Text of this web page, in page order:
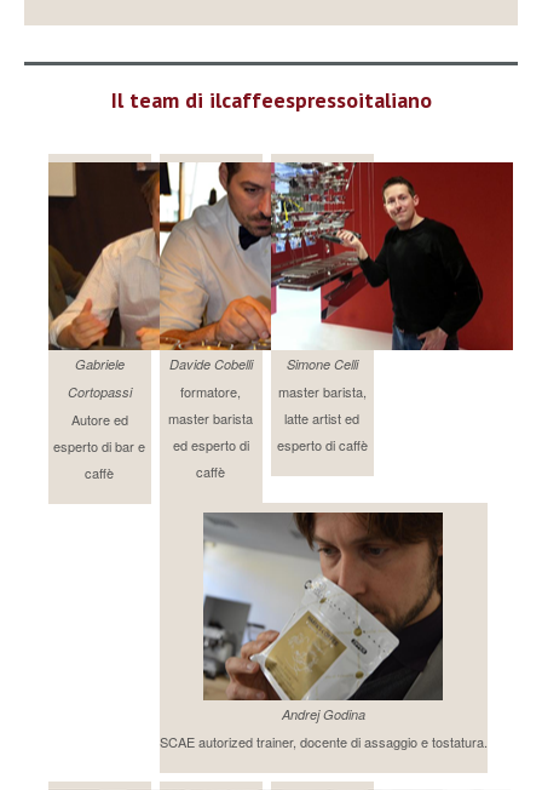
Il team di ilcaffeespressoitaliano
Gabriele
Cortopassi
Autore ed
esperto di bar e
caffè
Davide Cobelli
formatore,
master barista
ed esperto di
caffè
Simone Celli
master barista,
latte artist ed
esperto di caffè
Andrej Godina
SCAE autorized trainer, docente di assaggio e tostatura.